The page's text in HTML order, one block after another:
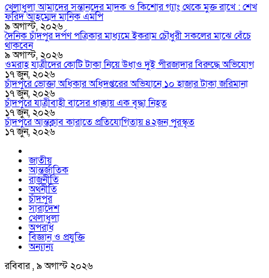
খেলাধুলা আমাদের সন্তানদের মাদক ও কিশোর গ্যাং থেকে মুক্ত রাখে : শেখ
ফরিদ আহম্মেদ মানিক এমপি
৯ অগাস্ট, ২০২৬
দৈনিক চাঁদপুর দর্পণ পত্রিকার মাধ্যমে ইকরাম চৌধুরী সকলের মাঝে বেঁচে
থাকবেন
৯ অগাস্ট, ২০২৬
ওমরাহ যাত্রীদের কোটি টাকা নিয়ে উধাও দুই পীরজাদার বিরুদ্ধে অভিযোগ
১৭ জুন, ২০২৬
চাঁদপুরে ভোক্তা অধিকার অধিদপ্তরের অভিযানে ১০ হাজার টাকা জরিমানা
১৭ জুন, ২০২৬
চাঁদপুরে যাত্রীবাহী বাসের ধাক্কায় এক বৃদ্ধা নিহত
১৭ জুন, ২০২৬
চাঁদপুরে আন্তক্লাব কারাতে প্রতিযোগিতায় ৪২জন পুরস্কৃত
১৭ জুন, ২০২৬
জাতীয়
আন্তর্জাতিক
রাজনীতি
অর্থনীতি
চাঁদপুর
সারাদেশ
খেলাধুলা
অপরাধ
বিজ্ঞান ও প্রযুক্তি
অন্যান্য
রবিবার , ৯ অগাস্ট ২০২৬